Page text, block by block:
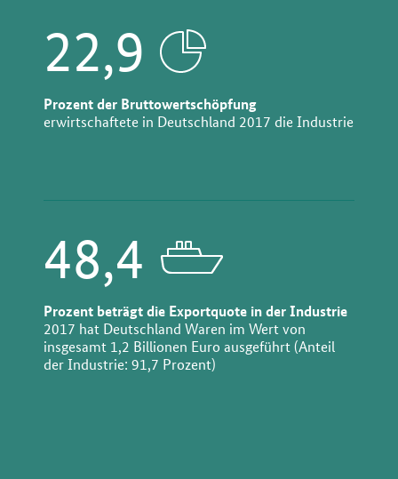
22,9
Prozent der Bruttowertschöpfung
erwirtschaftete in Deutschland 2017 die Industrie
48,4
Prozent beträgt die Exportquote in der Industrie
2017 hat Deutschland Waren im Wert von
insgesamt 1,2 Billionen Euro ausgeführt (Anteil
der Industrie: 91,7 Prozent)